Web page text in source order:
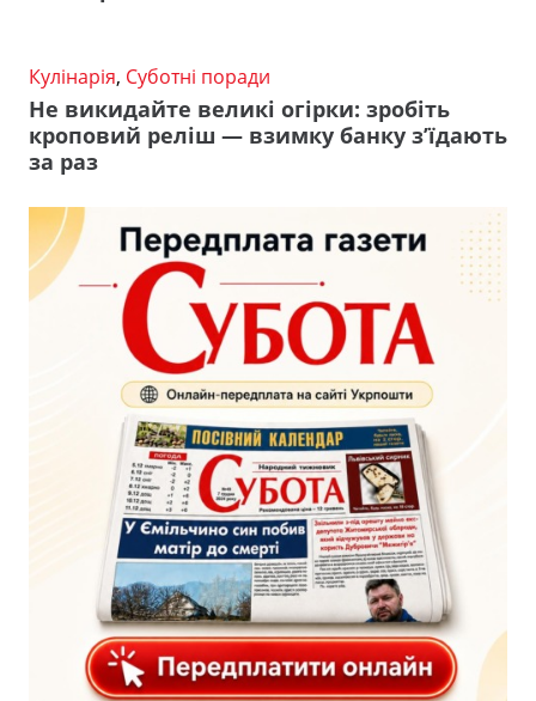
Кулінарія, Суботні поради
Не викидайте великі огірки: зробіть
кроповий реліш — взимку банку з’їдають
за раз